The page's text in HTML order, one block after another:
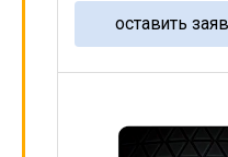
оставить